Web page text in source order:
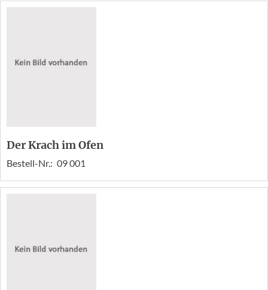
Der Krach im Ofen
Bestell-Nr.: 09 001